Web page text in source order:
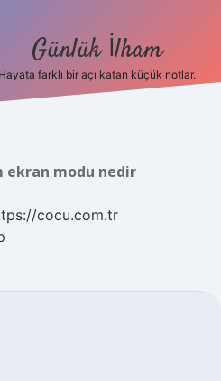
Günlük İlham
Hayata farklı bir açı katan küçük notlar.
ekran modu nedir
cocu.com.tr